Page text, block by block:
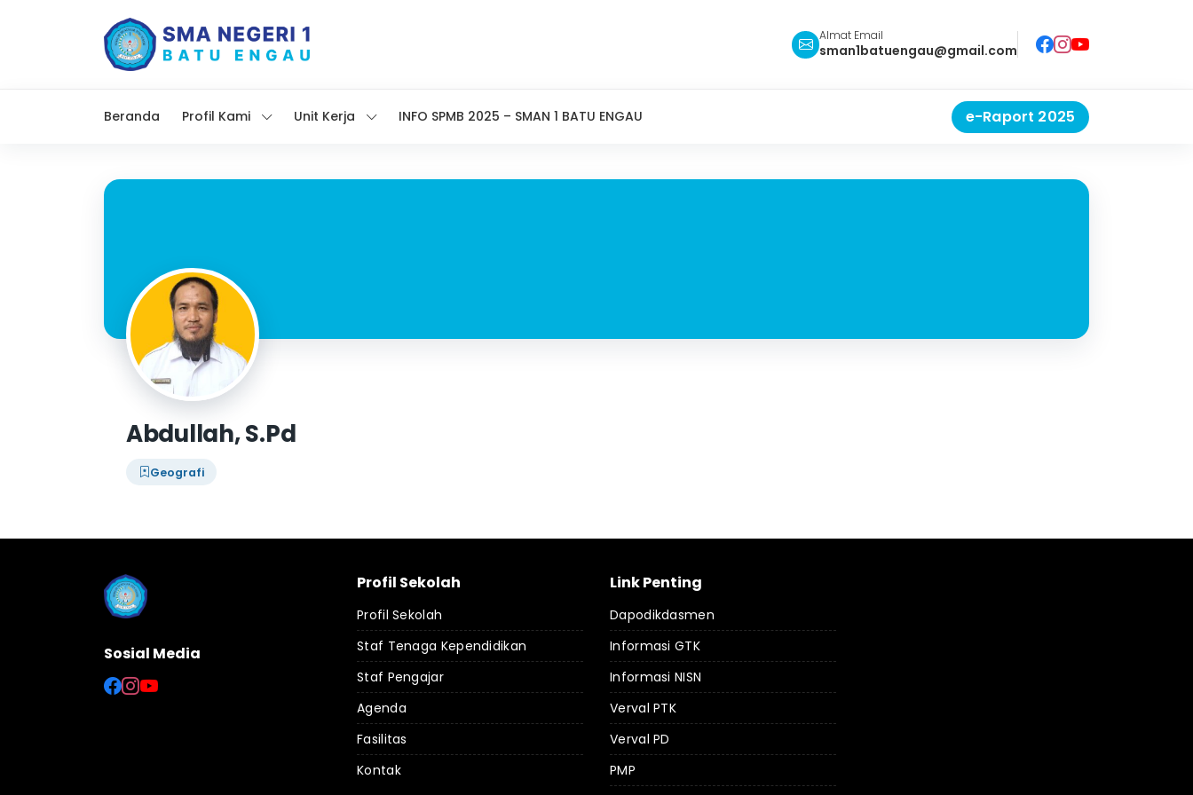
Almat Email
sman1batuengau@gmail.com
Beranda Profil Kami Unit Kerja INFO SPMB 2025 – SMAN 1 BATU ENGAU e-Raport 2025
Abdullah, S.Pd
Geografi
Sosial Media
Profil Sekolah
Profil Sekolah
Staf Tenaga Kependidikan
Staf Pengajar
Agenda
Fasilitas
Kontak
Link Penting
Dapodikdasmen
Informasi GTK
Informasi NISN
Verval PTK
Verval PD
PMP